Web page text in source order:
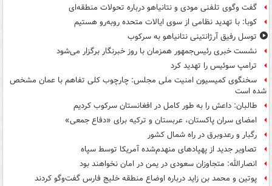
گفت وگوی تلفنی مودی و نتانیاهو درباره تحولات منطقه‌ای
کوبا: با تهدید نظامی از سوی ایالات متحده روبه‌رو هستیم
توسل رفیق آرژانتینی نتانیاهو به سرکوب
نشست خبری رئیس‌جمهور همزمان با روز خبرنگار برگزار می‌شود
ترامپ سوئیس را تهدید کرد
سخنگوی کمیسیون امنیت ملی مجلس: چارچوب کلی تفاهم با عمان مشخص
شده است
طالبان: داعش را به طور کامل در افغانستان سرکوب کردیم
امضای سران پاکستان، عربستان و ترکیه برای «دفاع جمعی»
رگبار و رعدوبرق در راه شمال کشور
تصاویر جدید از پهپادهای منهدم‌شده آمریکا توسط سپاه
انصارالله: متجاوزان سعودی در یمن در امان نخواهند بود
پوتین و محمد بن زاید درباره اوضاع منطقه خلیج فارس گفت‌وگو کردند